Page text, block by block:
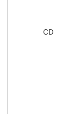
CD